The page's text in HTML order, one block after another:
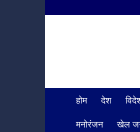
होम देश
मनोरंजन
खेल